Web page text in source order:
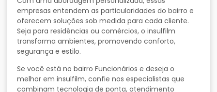
empresas entendem as particularidades do bairro e
oferecem soluções sob medida para cada cliente.
Seja para residências ou comércios, o insulfilm
transforma ambientes, promovendo conforto,
segurança e estilo.
Se você está no bairro Funcionários e deseja o
melhor em insulfilm, confie nos especialistas que
combinam tecnologia de ponta, atendimento